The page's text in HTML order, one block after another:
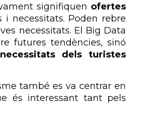
signifiquen ofertes
necessitats. Poden rebre
necessitats. El Big Data
futures tendències, sinó
dels turistes
també es va centrar en
és interessant tant pels